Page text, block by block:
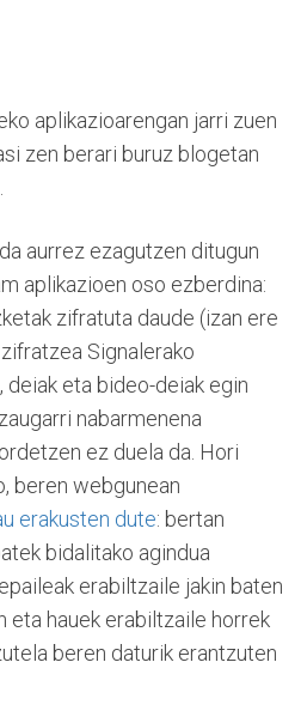
aplikazioarengan jarri zuen
zen berari buruz blogetan
aurrez ezagutzen ditugun
aplikazioen oso ezberdina:
zifratuta daude (izan ere
Signalerako
deiak eta bideo-deiak egin
nabarmenena
ez duela da. Hori
beren webgunean
erakusten dute: bertan
bidalitako agindua
erabiltzaile jakin baten
eta hauek erabiltzaile horrek
beren daturik erantzuten